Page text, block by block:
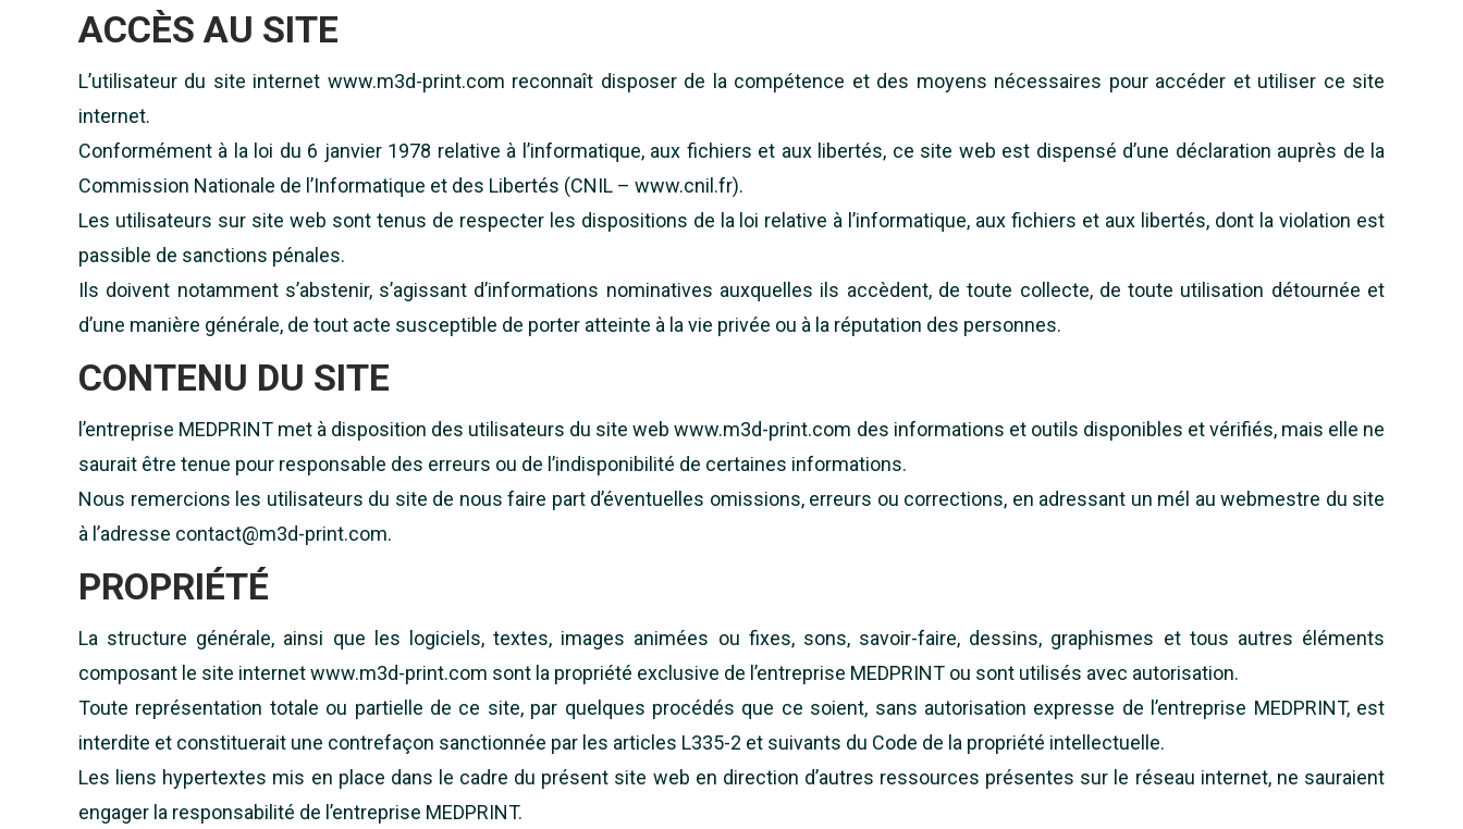
ACCÈS AU SITE
L’utilisateur du site internet www.m3d-print.com reconnaît disposer de la compétence et des moyens nécessaires pour accéder et utiliser ce site
internet.
Conformément à la loi du 6 janvier 1978 relative à l’informatique, aux fichiers et aux libertés, ce site web est dispensé d’une déclaration auprès de la
Commission Nationale de l’Informatique et des Libertés (CNIL – www.cnil.fr).
Les utilisateurs sur site web sont tenus de respecter les dispositions de la loi relative à l’informatique, aux fichiers et aux libertés, dont la violation est
passible de sanctions pénales.
Ils doivent notamment s’abstenir, s’agissant d’informations nominatives auxquelles ils accèdent, de toute collecte, de toute utilisation détournée et
d’une manière générale, de tout acte susceptible de porter atteinte à la vie privée ou à la réputation des personnes.
CONTENU DU SITE
l’entreprise MEDPRINT met à disposition des utilisateurs du site web www.m3d-print.com des informations et outils disponibles et vérifiés, mais elle ne
saurait être tenue pour responsable des erreurs ou de l’indisponibilité de certaines informations.
Nous remercions les utilisateurs du site de nous faire part d’éventuelles omissions, erreurs ou corrections, en adressant un mél au webmestre du site
à l’adresse contact@m3d-print.com.
PROPRIÉTÉ
La structure générale, ainsi que les logiciels, textes, images animées ou fixes, sons, savoir-faire, dessins, graphismes et tous autres éléments
composant le site internet www.m3d-print.com sont la propriété exclusive de l’entreprise MEDPRINT ou sont utilisés avec autorisation.
Toute représentation totale ou partielle de ce site, par quelques procédés que ce soient, sans autorisation expresse de l’entreprise MEDPRINT, est
interdite et constituerait une contrefaçon sanctionnée par les articles L335-2 et suivants du Code de la propriété intellectuelle.
Les liens hypertextes mis en place dans le cadre du présent site web en direction d’autres ressources présentes sur le réseau internet, ne sauraient
engager la responsabilité de l’entreprise MEDPRINT.